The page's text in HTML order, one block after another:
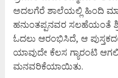
ಅದಲಗೆರೆ ಶಾಲೆಯಲ್ಲಿ ಹಿಂದಿ
ಹನುಂತಪ್ಪನವರ ಸಲಹೆಯಂತೆ
ಓದಲು ಆರಂಭಿಸಿದೆ, ಆ
ಯಾವುದೇ ಕೆಲಸ ಗ್ಯಾರಂಟಿ
ಮನವರಿಕೆಯಾಯಿತು.